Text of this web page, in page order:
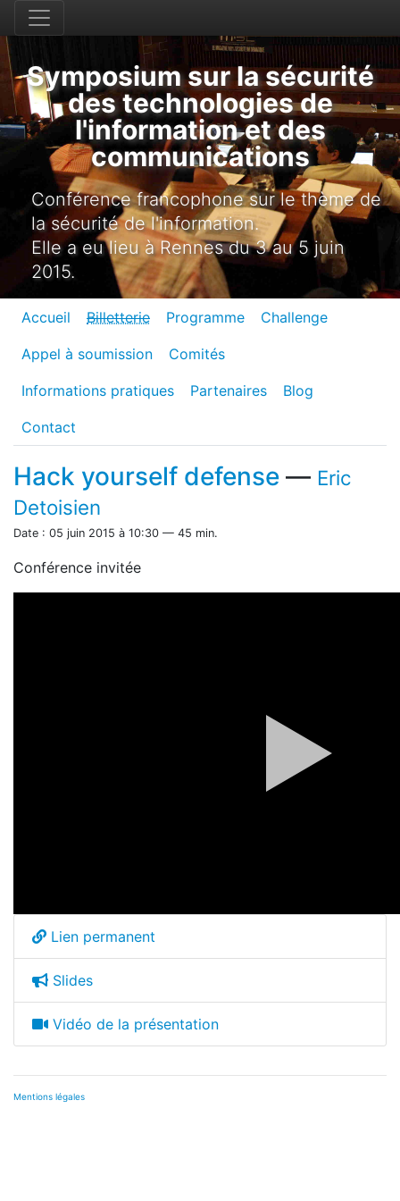
Symposium sur la sécurité
des technologies de
l'information et des
communications
Conférence francophone sur le thème de
la sécurité de l'information.
Elle a eu lieu à Rennes du 3 au 5 juin
2015.
Accueil Billetterie Programme Challenge
Appel à soumission Comités
Informations pratiques Partenaires Blog
Contact
Hack yourself defense — Eric
Detoisien
Date : 05 juin 2015 à 10:30 — 45 min.
Conférence invitée
Lien permanent
Slides
Vidéo de la présentation
Mentions légales